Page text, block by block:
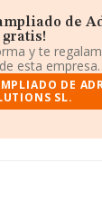
La sociedad
Sociedad
del
4619. La
2003/
y medianas
de
gratis!
y te
esta empresa.
DE
SL.